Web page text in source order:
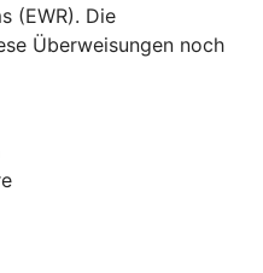
(EWR). Die
Überweisungen noch